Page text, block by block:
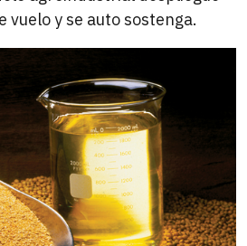
vuelo y se auto sostenga.